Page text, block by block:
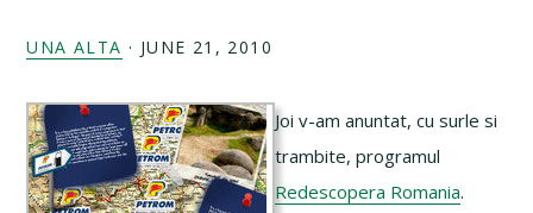
UNA ALTA · JUNE 21, 2010
Joi v-am anuntat, cu surle si
trambite, programul
Redescopera Romania.